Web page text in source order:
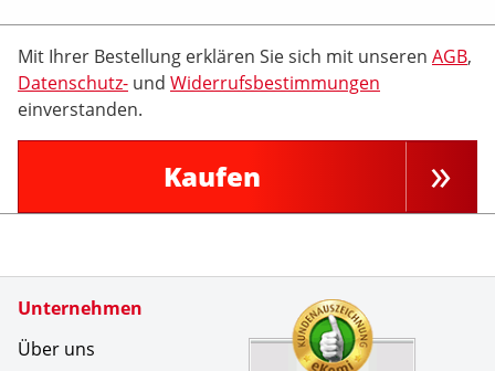
Mit Ihrer Bestellung erklären Sie sich mit unseren AGB,
Datenschutz- und Widerrufsbestimmungen
einverstanden.
Kaufen
Unternehmen
Über uns
Zertifikate